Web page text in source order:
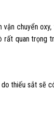
vận chuyển
rất quan trọng
thiếu sắt sẽ